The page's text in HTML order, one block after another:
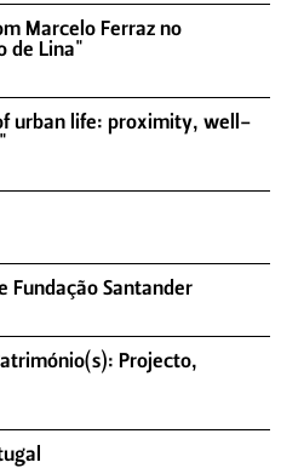
Marcelo Ferraz no
de Lina"
urban life: proximity, well-
Fundação Santander
Projecto,